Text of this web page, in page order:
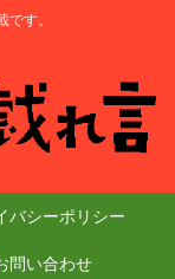
す。
バシーポリシー
問い合わせ